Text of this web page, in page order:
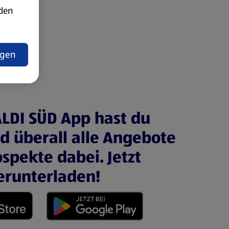
SÜD App hast du
überall alle Angebote
dabei. Jetzt